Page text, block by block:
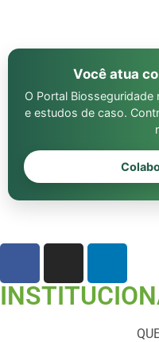
Você atua
O Portal
e estudos de caso.